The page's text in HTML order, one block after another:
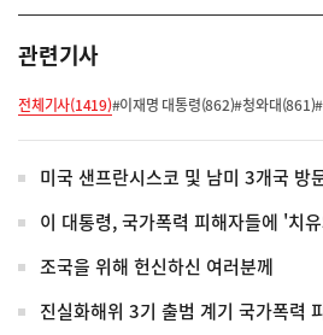
관련기사
전체기사(1419)#이재명 대통령(862)#청와대(861)
미국 샌프란시스코 및 남미 3개국 방
이 대통령, 국가폭력 피해자들에 '치유와
조국을 위해 헌신하신 여러분께
진실화해위 3기 출범 계기 국가폭력